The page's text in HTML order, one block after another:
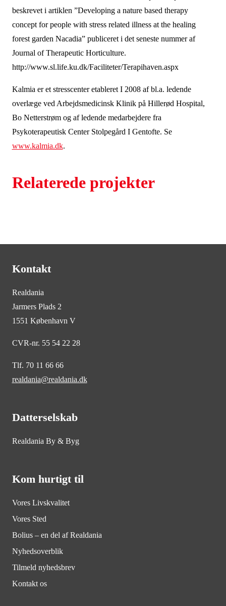
beskrevet i artiklen ”Developing a nature based therapy
concept for people with stress related illness at the healing
forest garden Nacadia” publiceret i det seneste nummer af
Journal of Therapeutic Horticulture.
http://www.sl.life.ku.dk/Faciliteter/Terapihaven.aspx
Kalmia er et stresscenter etableret I 2008 af bl.a. ledende
overlæge ved Arbejdsmedicinsk Klinik på Hillerød Hospital,
Bo Netterstrøm og af ledende medarbejdere fra
Psykoterapeutisk Center Stolpegård I Gentofte. Se
www.kalmia.dk.
Relaterede projekter
Kontakt
Realdania
Jarmers Plads 2
1551 København V
CVR-nr. 55 54 22 28
Tlf. 70 11 66 66
realdania@realdania.dk
Datterselskab
Realdania By & Byg
Kom hurtigt til
Vores Livskvalitet
Vores Sted
Bolius – en del af Realdania
Nyhedsoverblik
Tilmeld nyhedsbrev
Kontakt os